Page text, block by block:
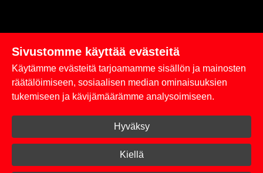
Linkit
Rekisteriseloste
Toimitus- ja maksuehdot
Kirjaudu sisään
Sivustomme käyttää evästeitä
Käytämme evästeitä tarjoamamme sisällön ja mainosten
räätälöimiseen, sosiaalisen median ominaisuuksien
tukemiseen ja kävijämäärämme analysoimiseen.
Hyväksy
Kiellä